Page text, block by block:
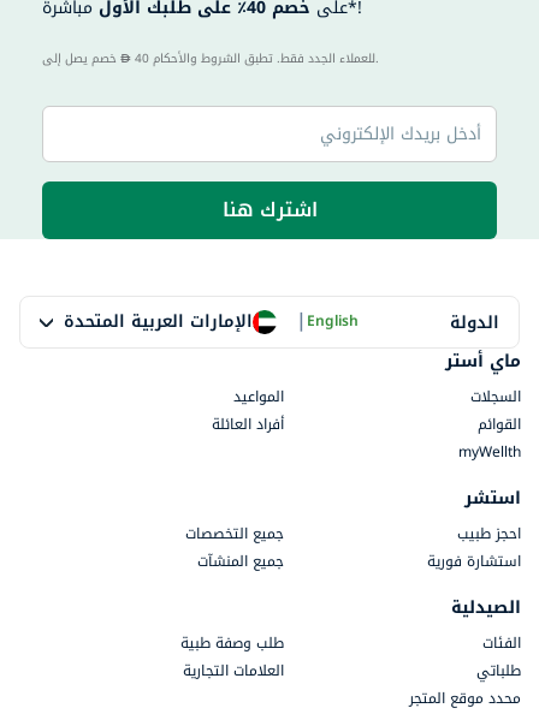
على خصم 40٪ على طلبك الأول مباشرةً*!
40 للعملاء الجدد فقط. تطبق الشروط والأحكام.
اشترك هنا
الدولة الإمارات العربية المتحدة |English
ماي أستر
السجلات
المواعيد
القوائم
أفراد العائلة
myWellth
استشر
احجز طبيب
جميع التخصصات
استشارة فورية
جميع المنشآت
الصيدلية
الفئات
طلب وصفة طبية
طلباتي
العلامات التجارية
محدد موقع المتجر